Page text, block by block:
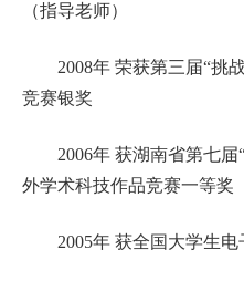
（指导老师）
2008年 荣获第三届“挑
竞赛银奖
2006年 获湖南省第七
外学术科技作品竞赛一等奖
2005年 获全国大学生